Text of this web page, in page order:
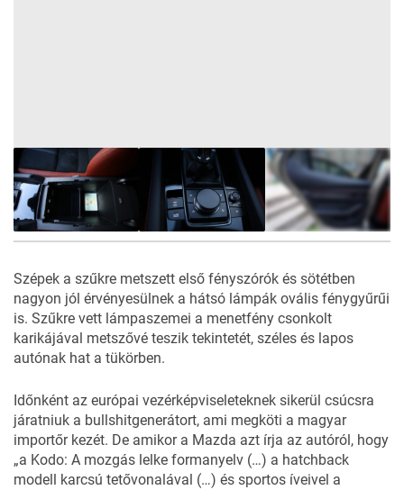
Szépek a szűkre metszett első fényszórók és sötétben
nagyon jól érvényesülnek a hátsó lámpák ovális fénygyűrűi
is. Szűkre vett lámpaszemei a menetfény csonkolt
karikájával metszővé teszik tekintetét, széles és lapos
autónak hat a tükörben.
Időnként az európai vezérképviseleteknek sikerül csúcsra
járatniuk a bullshitgenerátort, ami megköti a magyar
importőr kezét. De amikor a Mazda azt írja az autóról, hogy
„a Kodo: A mozgás lelke formanyelv (…) a hatchback
modell karcsú tetővonalával (…) és sportos íveivel a